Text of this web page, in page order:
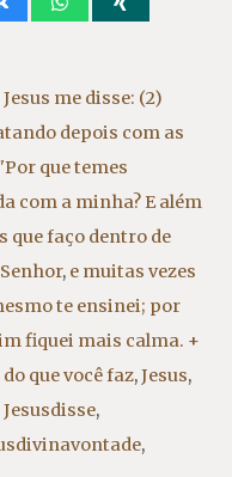
me disse: (2)
depois com as
que temes
com a minha? E além
que faço dentro de
, e muitas vezes
te ensinei; por
fiquei mais calma. +
que você faz,Jesus,
Jesusdisse,
,